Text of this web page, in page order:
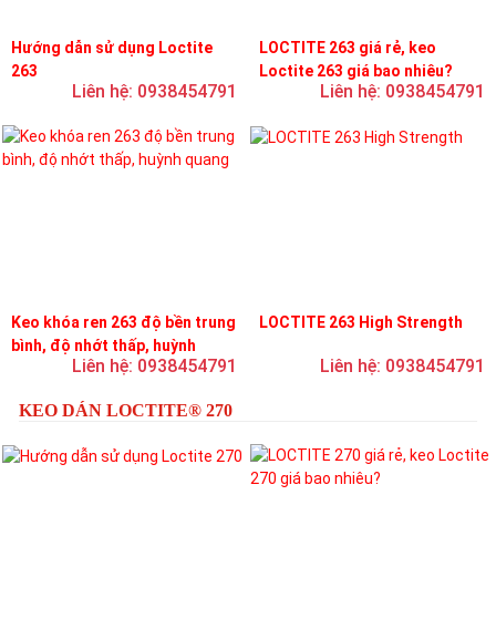
Hướng dẫn sử dụng Loctite
263
Liên hệ: 0938454791
LOCTITE 263 giá rẻ, keo
Loctite 263 giá bao nhiêu?
Liên hệ: 0938454791
Keo khóa ren 263 độ bền trung
bình, độ nhớt thấp, huỳnh
Liên hệ: 0938454791
LOCTITE 263 High Strength
Liên hệ: 0938454791
KEO DÁN LOCTITE® 270